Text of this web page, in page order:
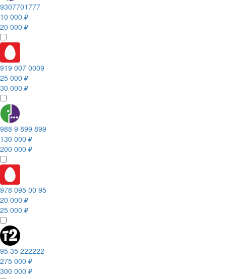
9307701777
10 000 ₽
20 000 ₽
919 007 0009
25 000 ₽
30 000 ₽
988 9 899 899
130 000 ₽
200 000 ₽
978 095 00 95
20 000 ₽
25 000 ₽
95 35 222222
275 000 ₽
300 000 ₽